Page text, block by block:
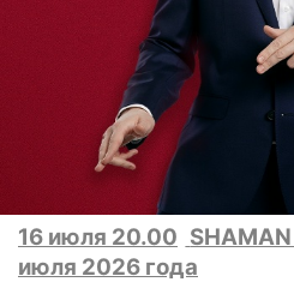
16 июля 20.00
июля 2026 года